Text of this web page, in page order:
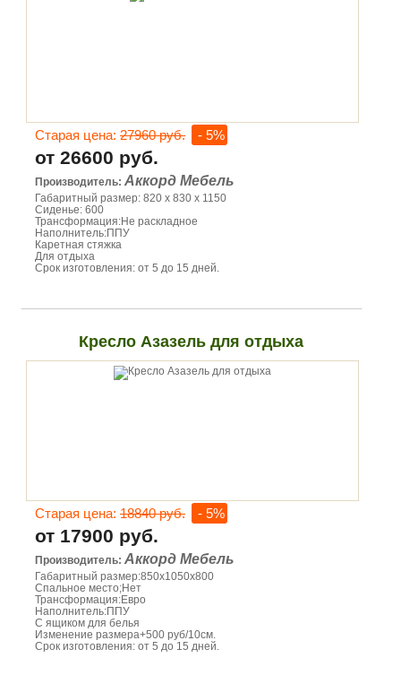
Старая цена: 27960 руб. - 5%
от 26600 руб.
Производитель: Аккорд Мебель
Габаритный размер: 820 х 830 х 1150
Сиденье: 600
Трансформация:Не раскладное
Наполнитель:ППУ
Каретная стяжка
Для отдыха
Срок изготовления: от 5 до 15 дней.
Кресло Азазель для отдыха
Старая цена: 18840 руб. - 5%
от 17900 руб.
Производитель: Аккорд Мебель
Габаритный размер:850х1050х800
Спальное место;Нет
Трансформация:Евро
Наполнитель:ППУ
С ящиком для белья
Изменение размера+500 руб/10см.
Срок изготовления: от 5 до 15 дней.